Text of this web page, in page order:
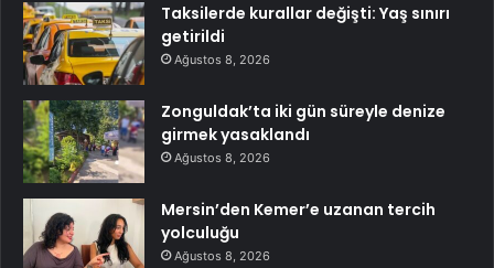
Taksilerde kurallar değişti: Yaş sınırı
getirildi
Ağustos 8, 2026
Zonguldak’ta iki gün süreyle denize
girmek yasaklandı
Ağustos 8, 2026
Mersin’den Kemer’e uzanan tercih
yolculuğu
Ağustos 8, 2026